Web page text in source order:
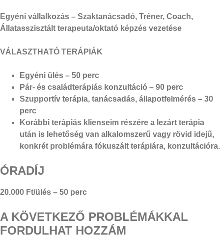
Egyéni vállalkozás – Szaktanácsadó, Tréner, Coach,
Állatasszisztált terapeuta/oktató képzés vezetése
VÁLASZTHATÓ TERÁPIÁK
Egyéni ülés – 50 perc
Pár- és családterápiás konzultáció – 90 perc
Szupportív terápia, tanácsadás, állapotfelmérés – 30
perc
Korábbi terápiás klienseim részére a lezárt terápia
után is lehetőség van alkalomszerű vagy rövid idejű,
konkrét problémára fókuszált terápiára, konzultációra.
ÓRADÍJ
20.000 Ft/ülés – 50 perc
A KÖVETKEZŐ PROBLÉMÁKKAL
FORDULHAT HOZZÁM